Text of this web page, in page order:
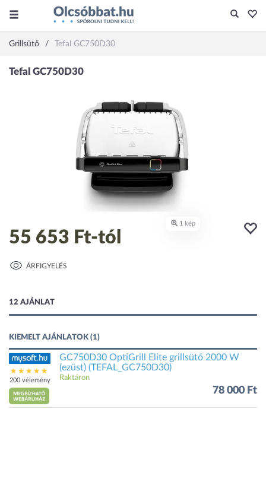
Grillsütő Tefal GC750D30
55 653 Ft-tól
ÁRFIGYELÉS
12 AJÁNLAT
KIEMELT AJÁNLATOK (1)
200 vélemény
GC750D30 OptiGrill Elite grillsütő 2000 W
(ezüst) (TEFAL_GC750D30)
Raktáron
78 000 Ft